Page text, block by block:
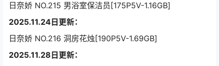
日奈娇 NO.215 男浴室保洁员[175P5V-1.16GB]
2025.11.24日更新：
日奈娇 NO.216 洞房花烛[190P5V-1.69GB]
2025.11.28日更新：